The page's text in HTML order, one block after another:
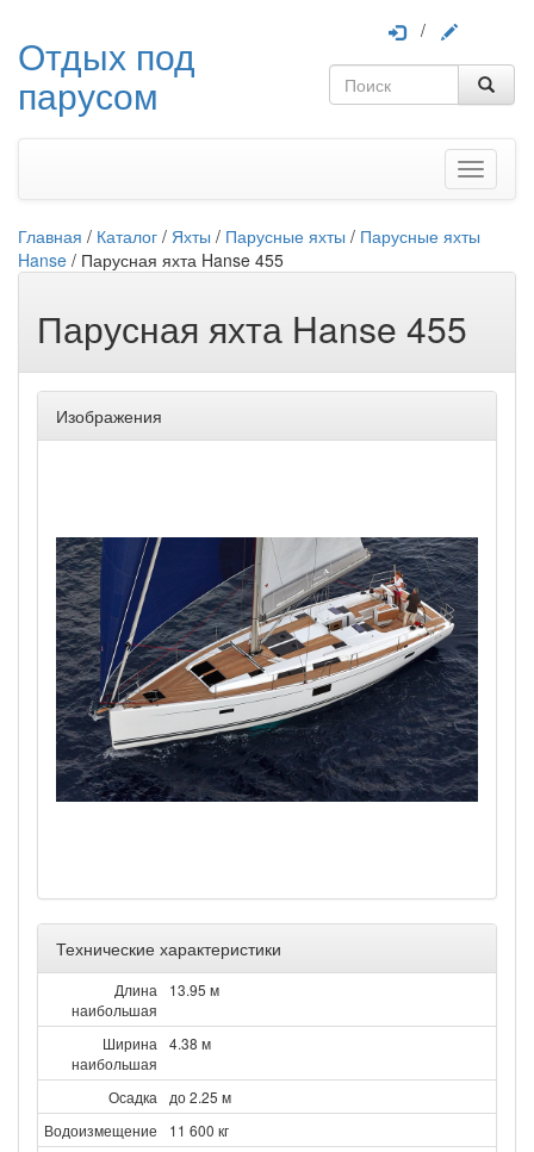
Отдых под
парусом
/
Меню
Главная / Каталог / Яхты / Парусные яхты / Парусные яхты
Hanse / Парусная яхта Hanse 455
Парусная яхта Hanse 455
Изображения
Технические характеристики
Длина
наибольшая
13.95 м
Ширина
наибольшая
4.38 м
Осадка
до 2.25 м
Водоизмещение
11 600 кг